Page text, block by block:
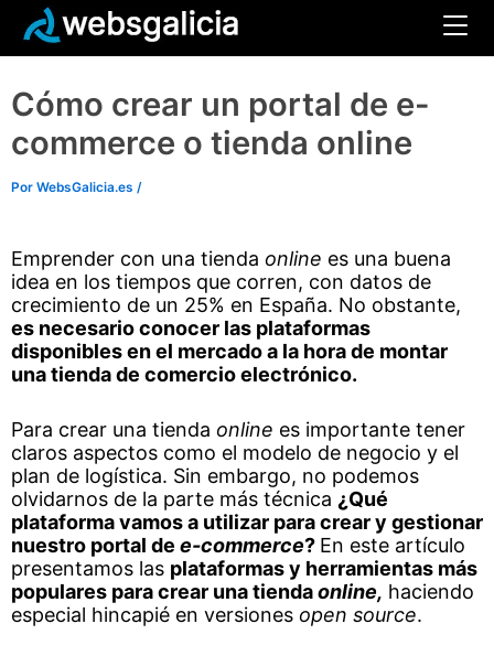
alCómo crear un portal de e-
commerce o tienda online
Por WebsGalicia.es /
Emprender con una tienda online es una buena
idea en los tiempos que corren, con datos de
crecimiento de un 25% en España. No obstante,
es necesario conocer las plataformas
disponibles en el mercado a la hora de montar
una tienda de comercio electrónico.
Para crear una tienda online es importante tener
claros aspectos como el modelo de negocio y el
plan de logística. Sin embargo, no podemos
olvidarnos de la parte más técnica ¿Qué
plataforma vamos a utilizar para crear y gestionar
nuestro portal de e-commerce? En este artículo
presentamos las plataformas y herramientas más
populares para crear una tiendaonline, haciendo
especial hincapié en versiones open source.